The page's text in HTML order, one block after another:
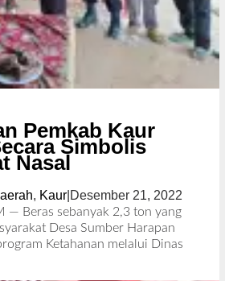
Pemkab Kaur
Simbolis
Nasal
, Kaur| Desember 21, 2022
h
— Beras sebanyak 2,3 ton yang
Desa Sumber Harapan
Ketahanan melalui Dinas